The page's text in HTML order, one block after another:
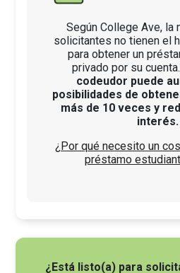
Según College Ave, la
solicitantes no tienen el
para obtener un
privado por su
codeudor puede
posibilidades de
más de 10 veces y
interés.
¿Por qué necesito un
préstamo
¿Está listo(a) para